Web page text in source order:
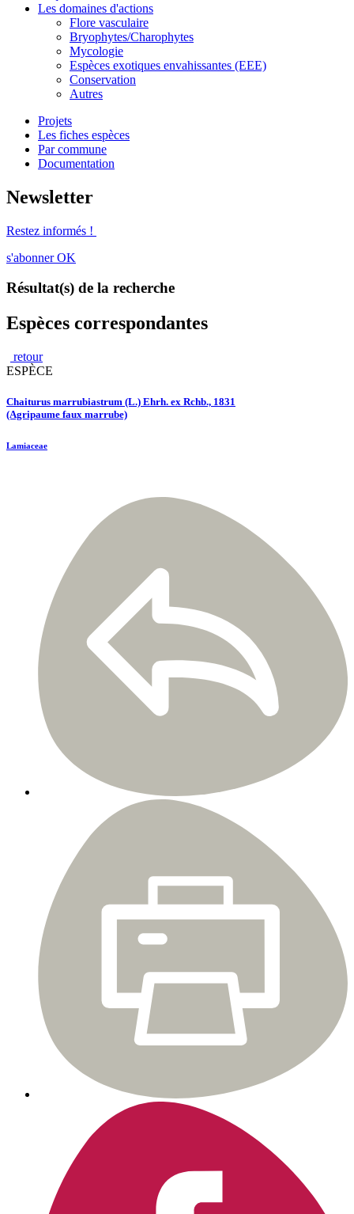
Les domaines d'actions
Flore vasculaire
Bryophytes/Charophytes
Mycologie
Espèces exotiques envahissantes (EEE)
Conservation
Autres
Projets
Les fiches espèces
Par commune
Documentation
Newsletter
Restez informés !
s'abonner OK
Résultat(s) de la recherche
Espèces correspondantes
retour
ESPÈCE
Chaiturus marrubiastrum (L.) Ehrh. ex Rchb., 1831
(Agripaume faux marrube)
Lamiaceae